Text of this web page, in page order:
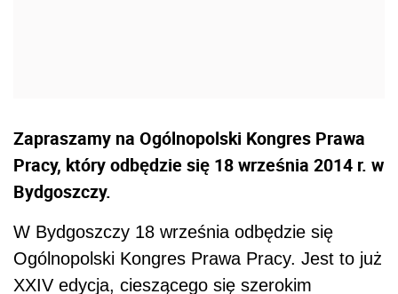
Zapraszamy na Ogólnopolski Kongres Prawa
Pracy, który odbędzie się 18 września 2014 r. w
Bydgoszczy.
W Bydgoszczy 18 września odbędzie się
Ogólnopolski Kongres Prawa Pracy. Jest to już
XXIV edycja, cieszącego się szerokim